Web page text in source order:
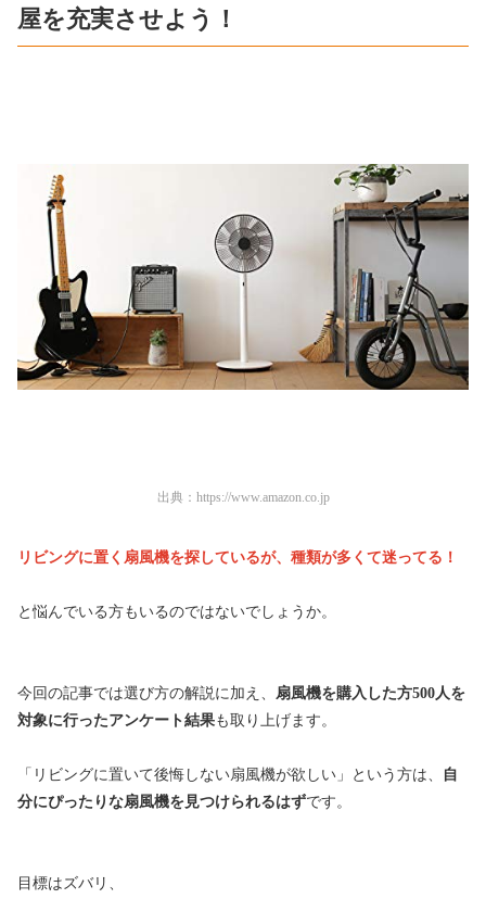
屋を充実させよう！
出典： https://www.amazon.co.jp
リビングに置く扇風機を探しているが、種類が多くて迷ってる！
と悩んでいる方もいるのではないでしょうか。
今回の記事では選び方の解説に加え、 扇風機を購入した方500人を
対象に行ったアンケート結果も取り上げます。
「リビングに置いて後悔しない扇風機が欲しい」という方は、
自
分にぴったりな扇風機を見つけられるはずです。
目標はズバリ、